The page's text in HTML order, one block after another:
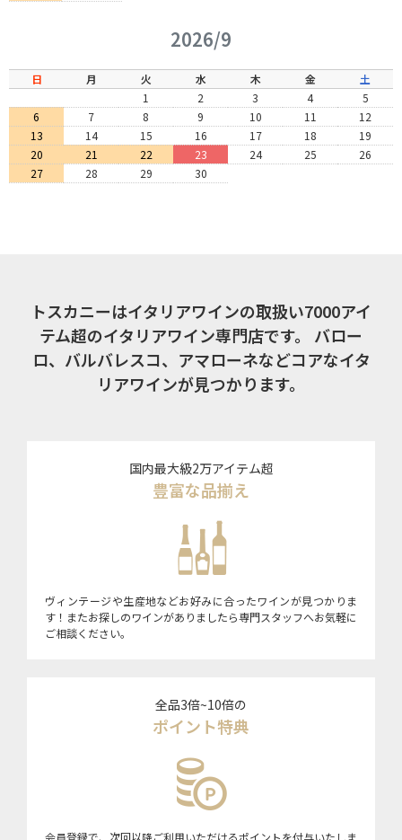
2026/9
日 月 火 水 木 金
土
1
2 3 4
5
6
7 8 9 10 11
12
13
14 15 16 17 18
19
20
21 22 23 24 25
26
27
28 29 30
トスカニーはイタリアワインの取扱い7000アイ
テム超のイタリアワイン専門店です。
バロー
ロ、バルバレスコ、アマローネなどコアなイタ
リアワインが見つかります。
国内最大級2万アイテム超
豊富な品揃え
ヴィンテージや生産地などお好みに合ったワインが見つかりま
す！またお探しのワインがありましたら専門スタッフへお気軽に
ご相談ください。
全品3倍~10倍の
ポイント特典
会員登録で、次回以降ご利用いただけるポイントを付与いたしま